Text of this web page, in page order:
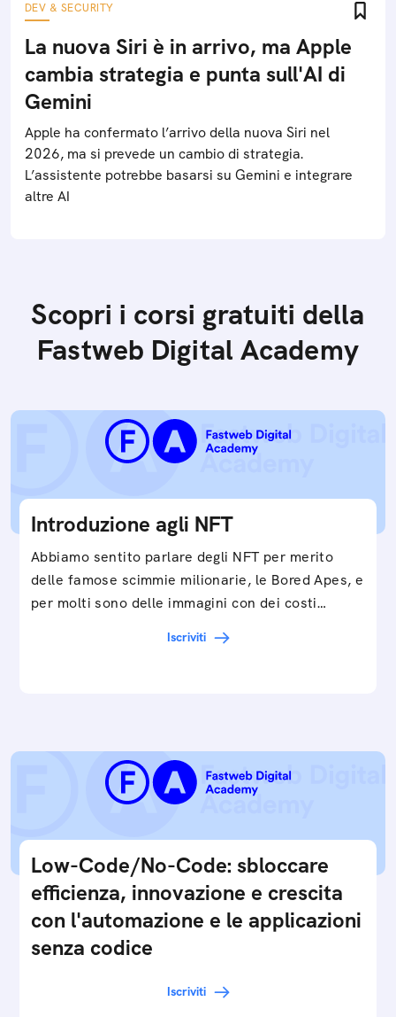
DEV & SECURITY
La nuova Siri è in arrivo, ma Apple
cambia strategia e punta sull'AI di
Gemini
Apple ha confermato l’arrivo della nuova Siri nel
2026, ma si prevede un cambio di strategia.
L’assistente potrebbe basarsi su Gemini e integrare
altre AI
Scopri i corsi gratuiti della
Fastweb Digital Academy
Introduzione agli NFT
Abbiamo sentito parlare degli NFT per merito
delle famose scimmie milionarie, le Bored Apes, e
per molti sono delle immagini con dei costi…
Iscriviti
Low-Code/No-Code: sbloccare
efficienza, innovazione e crescita
con l'automazione e le applicazioni
senza codice
Iscriviti